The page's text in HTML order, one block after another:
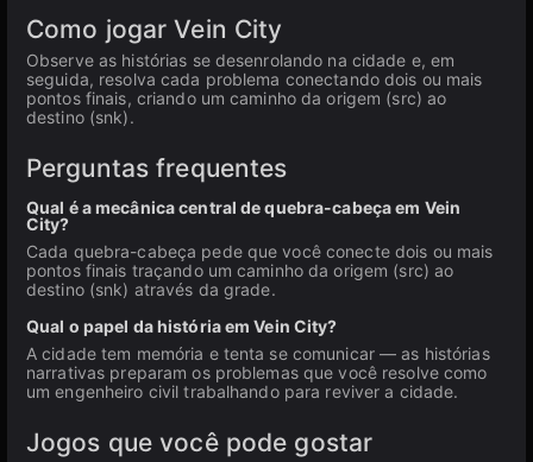
Como jogar Vein City
Observe as histórias se desenrolando na cidade e, em
seguida, resolva cada problema conectando dois ou mais
pontos finais, criando um caminho da origem (src) ao
destino (snk).
Perguntas frequentes
Qual é a mecânica central de quebra-cabeça em Vein
City?
Cada quebra-cabeça pede que você conecte dois ou mais
pontos finais traçando um caminho da origem (src) ao
destino (snk) através da grade.
Qual o papel da história em Vein City?
A cidade tem memória e tenta se comunicar — as histórias
narrativas preparam os problemas que você resolve como
um engenheiro civil trabalhando para reviver a cidade.
Jogos que você pode gostar